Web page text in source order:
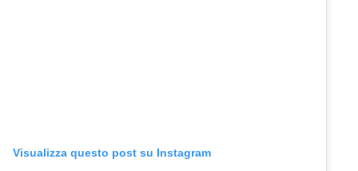
Visualizza questo post su Instagram